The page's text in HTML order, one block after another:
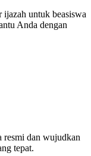
ijazah untuk beasiswa
Anda dengan
resmi dan wujudkan
tepat.